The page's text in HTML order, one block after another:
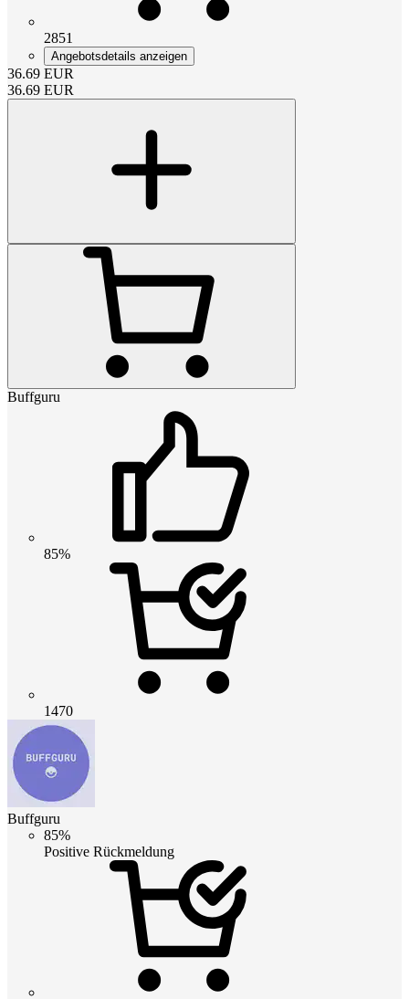
2851
Angebotsdetails anzeigen
36.69 EUR
36.69 EUR
Buffguru
85%
1470
Buffguru
85%
Positive Rückmeldung